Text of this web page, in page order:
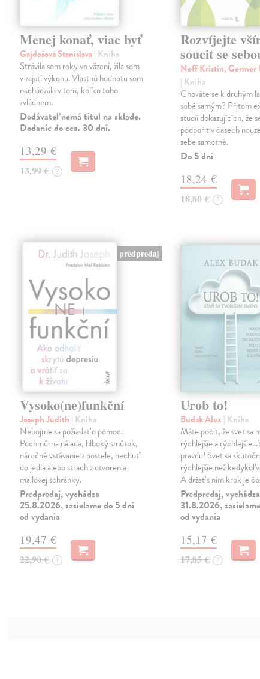
Menej konať, viac byť
Gajdošová Stanislava| Kniha
Strávila som roky vo väzení, žila som
v zajatí výkonu. Vlastnú hodnotu som
nachádzala v tom, koľko toho
zvládnem.
Dodávateľ nemá titul na sklade.
Dodanie do cca. 30 dní.
13,29 €
13,99 € ?
Rozvíjejte
soucit se
Neff Kristin, Germer
| Kniha
Chováte se k druhým
sobě samým? Přitom
studií dokazujících, že
podpořit v časech
sebe samotné.
Do 5 dní
18,24 €
18,80 € ?
predpredaj
Vysoko(ne)funkční
Joseph Judith | Kniha
Nebojme sa požiadať o pomoc.
Pochmúrna nálada, hlboký smútok,
náročné vstávanie z postele, nechuť
do jedla alebo strach z otvorenia
mailovej schránky.
Predpredaj, vychádza
25.8.2026, zasielame do 5 dní
od vydania
19,47 €
22,90 € ?
Urob to!
Budak Alex | Kniha
Máte pocit, že svet sa
rýchlejšie a
pravdu! Svet sa
rýchlejšie než
A držať s ním krok je
Predpredaj, vychádza
31.8.2026,
od vydania
15,17 €
17,85 € ?